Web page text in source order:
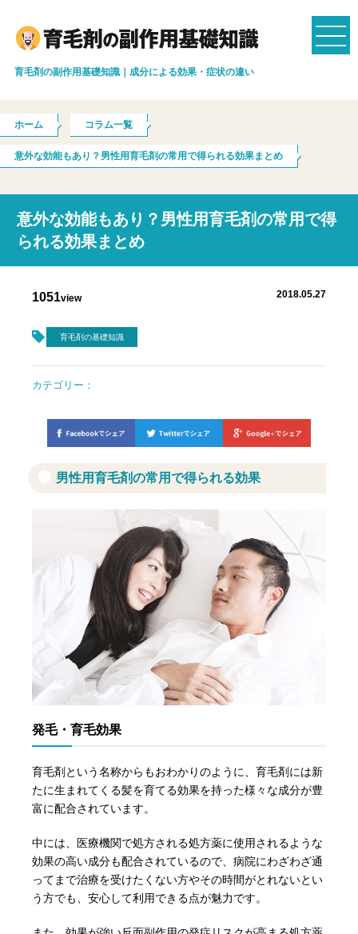
育毛剤の副作用基礎知識｜成分による効果・症状の違い
ホーム コラム一覧
意外な効能もあり？男性用育毛剤の常用で得られる効果まとめ
意外な効能もあり？男性用育毛剤の常用で得
られる効果まとめ
1051view 2018.05.27
育毛剤の基礎知識
カテゴリー：
男性用育毛剤の常用で得られる効果
発毛・育毛効果
育毛剤という名称からもおわかりのように、育毛剤には新
たに生まれてくる髪を育てる効果を持った様々な成分が豊
富に配合されています。
中には、医療機関で処方される処方薬に使用されるような
効果の高い成分も配合されているので、病院にわざわざ通
ってまで治療を受けたくない方やその時間がとれないとい
う方でも、安心して利用できる点が魅力です。